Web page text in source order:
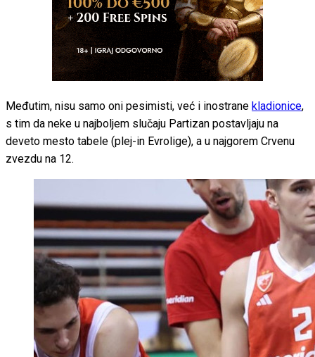
Međutim, nisu samo oni pesimisti, već i inostrane kladionice,
s tim da neke u najboljem slučaju Partizan postavljaju na
deveto mesto tabele (plej-in Evrolige), a u najgorem Crvenu
zvezdu na 12.